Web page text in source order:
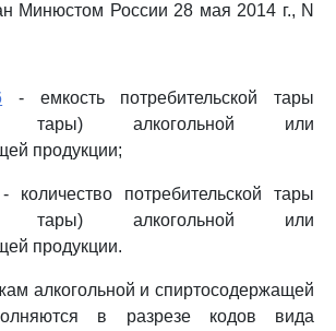
Минюстом России 28 мая 2014 г., N
- емкость потребительской тары
тары) алкогольной или
продукции;
- количество потребительской тары
тары) алкогольной или
продукции.
алкогольной и спиртосодержащей
в разрезе кодов вида